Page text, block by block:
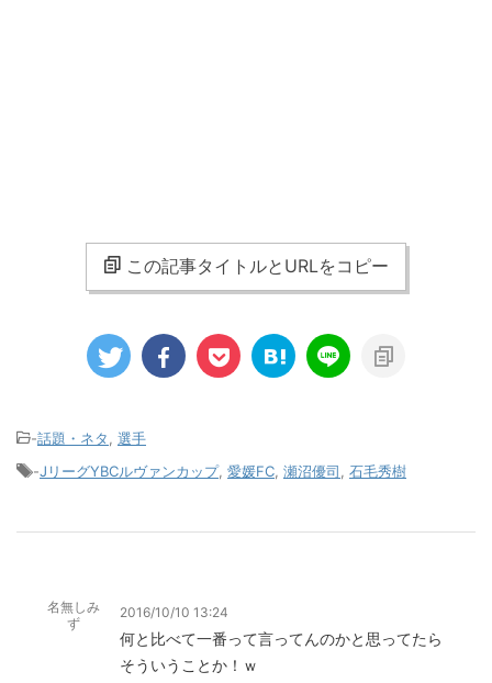
この記事タイトルとURLをコピー
-話題・ネタ
選手
-JリーグYBCルヴァンカップ, 愛媛FC 瀬沼優司 石毛秀樹
名無しみ
ず
2016/10/10 13:24
何と比べて一番って言ってんのかと思ってたら
そういうことか！ｗ